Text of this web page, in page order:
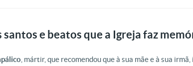
e beatos que a Igreja faz
, mártir, que recomendou que à sua mãe e à sua